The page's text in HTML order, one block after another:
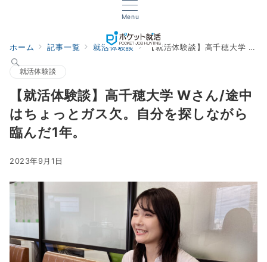
Menu
ホーム 記事一覧 就活体験談 【就活体験談】高千穂大学 Wさん/途中はちょっとガス欠。自分を探しながら臨んだ1年。
就活体験談
【就活体験談】高千穂大学 Wさん/途中
はちょっとガス欠。自分を探しながら
臨んだ1年。
2023年9月1日